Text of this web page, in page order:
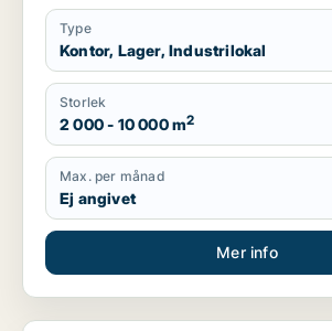
Type
Kontor, Lager, Industrilokal
Storlek
2 000 - 10 000 m2
Max. per månad
Ej angivet
Mer info